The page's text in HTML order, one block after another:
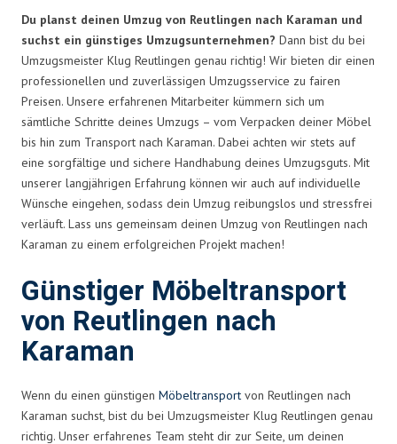
Du planst deinen Umzug von Reutlingen nach Karaman und
suchst ein günstiges Umzugsunternehmen? Dann bist du bei
Umzugsmeister Klug Reutlingen genau richtig! Wir bieten dir einen
professionellen und zuverlässigen Umzugsservice zu fairen
Preisen. Unsere erfahrenen Mitarbeiter kümmern sich um
sämtliche Schritte deines Umzugs – vom Verpacken deiner Möbel
bis hin zum Transport nach Karaman. Dabei achten wir stets auf
eine sorgfältige und sichere Handhabung deines Umzugsguts. Mit
unserer langjährigen Erfahrung können wir auch auf individuelle
Wünsche eingehen, sodass dein Umzug reibungslos und stressfrei
verläuft. Lass uns gemeinsam deinen Umzug von Reutlingen nach
Karaman zu einem erfolgreichen Projekt machen!
Günstiger Möbeltransport
von Reutlingen nach
Karaman
Wenn du einen günstigen Möbeltransport von Reutlingen nach
Karaman suchst, bist du bei Umzugsmeister Klug Reutlingen genau
richtig. Unser erfahrenes Team steht dir zur Seite, um deinen